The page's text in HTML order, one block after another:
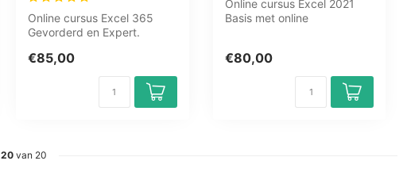
Online cursus Excel 365
Gevorderd en Expert.
geavanceerde functie...
€85,00
Online cursus Excel 2021
Basis met online
€80,00
20van 20